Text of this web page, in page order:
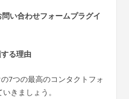
い合わせフォームプラグイ
る理由
7つの最高のコンタクトフォ
きましょう。